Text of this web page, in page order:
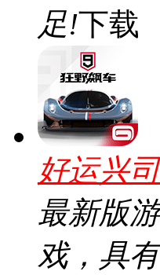
足!下载
好运兴
最新版
戏，具